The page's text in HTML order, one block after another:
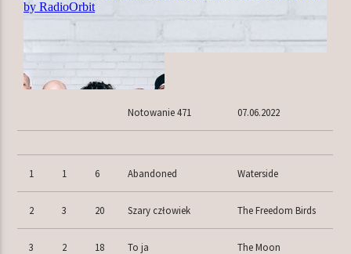
TERAZ W RAMÓWCE
LIGHT ORBIT WEEKEND
20:00
Z ARCHIWUM RADIA ORBIT
Radio Orbit
Notowanie 471 07.06.2022
1 1 6 Abandoned Waterside
2 3 20 Szary człowiek The Freedom Birds
3 2 18 To ja The Moon